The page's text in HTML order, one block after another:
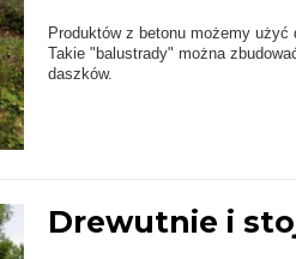
Produktów z betonu możemy
Takie "balustrady" można
daszków.
Drewutnie i